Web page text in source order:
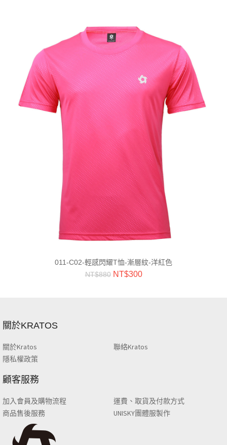
011-C02-輕感閃耀T恤-漸層紋-洋紅色
NT$880 NT$300
關於KRATOS
關於Kratos
聯絡Kratos
隱私權政策
顧客服務
加入會員及購物流程
運費、取貨及付款方式
商品售後服務
UNISKY團體服製作